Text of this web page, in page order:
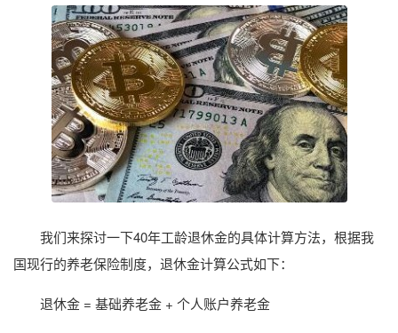
我们来探讨一下40年工龄退休金的具体计算方法，根据我
国现行的养老保险制度，退休金计算公式如下：
退休金 = 基础养老金 + 个人账户养老金